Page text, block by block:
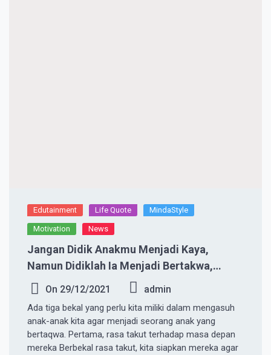
Edutainment Life Quote MindaStyle
Motivation News
Jangan Didik Anakmu Menjadi Kaya,
Namun Didiklah Ia Menjadi Bertakwa,
Sehingga Ketika Dewasa Ia Tahu Bahwa
Uang Bukan Segalanya
On 29/12/2021 admin
Ada tiga bekal yang perlu kita miliki dalam mengasuh
anak-anak kita agar menjadi seorang anak yang
bertaqwa. Pertama, rasa takut terhadap masa depan
mereka Berbekal rasa takut, kita siapkan mereka agar